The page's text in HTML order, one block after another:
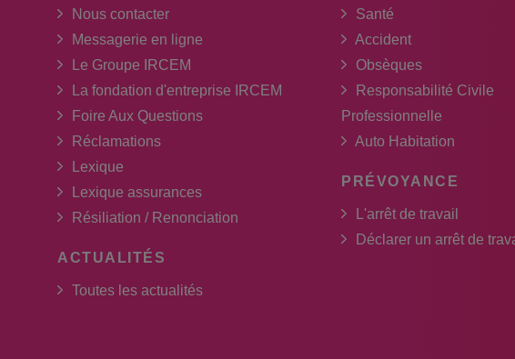
Nous contacter
Messagerie en ligne
Le Groupe IRCEM
La fondation d'entreprise IRCEM
Foire Aux Questions
Réclamations
Lexique
Lexique assurances
Résiliation / Renonciation
ACTUALITÉS
Toutes les actualités
Santé
Accident
Obsèques
Responsabilité Civile
Professionnelle
Auto Habitation
PRÉVOYANCE
L'arrêt de travail
Déclarer un arrêt de